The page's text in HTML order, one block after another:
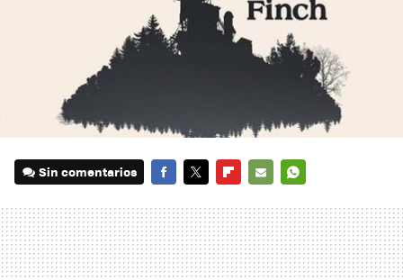
Sin comentarios
MAIL